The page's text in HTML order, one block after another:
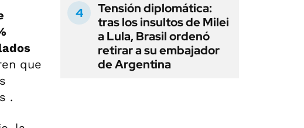
que
.
Tensión diplomática:
tras los insultos de Milei
a Lula, Brasil ordenó
retirar a su embajador
de Argentina